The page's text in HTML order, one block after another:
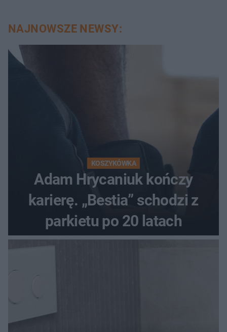
NAJNOWSZE NEWSY:
KOSZYKÓWKA
Adam Hrycaniuk kończy
karierę. „Bestia” schodzi z
parkietu po 20 latach